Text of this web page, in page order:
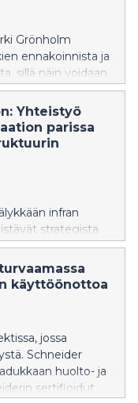
Grönholm
ennakoinnista ja
sillä näin voidaan
toimet
Yhteistyö
parissa
infran
strategista
kriittisen
kyberturva- ja
keskeisessä
ja
käyttöönottoa
jossa
Schneider
huolto- ja
sertifioidut